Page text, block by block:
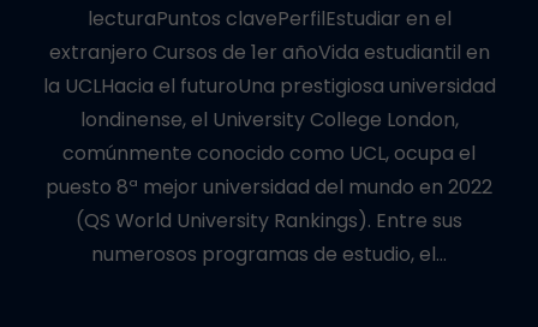
lecturaPuntos clavePerfilEstudiar en el
extranjero Cursos de 1er añoVida estudiantil en
la UCLHacia el futuroUna prestigiosa universidad
londinense, el University College London,
comúnmente conocido como UCL, ocupa el
puesto 8ª mejor universidad del mundo en 2022
(QS World University Rankings). Entre sus
numerosos programas de estudio, el…